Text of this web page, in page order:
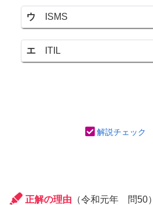
ウ ISMS
エ ITIL
解説チェック
正解の理由 （令和元年 問50）